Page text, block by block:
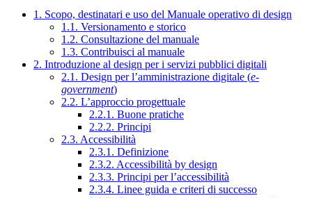
1. Scopo, destinatari e uso del Manuale operativo di design
1.1. Versionamento e storico
1.2. Consultazione del manuale
1.3. Contribuisci al manuale
2. Introduzione al design per i servizi pubblici digitali
2.1. Design per l’amministrazione digitale (e-
government)
2.2. L’approccio progettuale
2.2.1. Buone pratiche
2.2.2. Principi
2.3. Accessibilità
2.3.1. Definizione
2.3.2. Accessibilità by design
2.3.3. Principi per l’accessibilità
2.3.4. Linee guida e criteri di successo